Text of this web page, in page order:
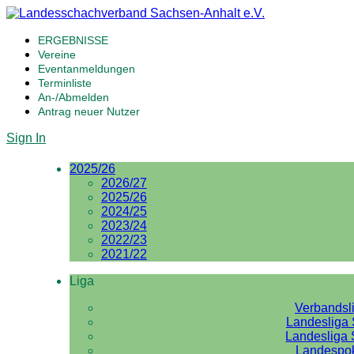
ERGEBNISSE
Vereine
Eventanmeldungen
Terminliste
An-/Abmelden
Antrag neuer Nutzer
Sign In
2025/26
2026/27
2025/26
2024/25
2023/24
2022/23
2021/22
Liga
Landesliga
Landesliga